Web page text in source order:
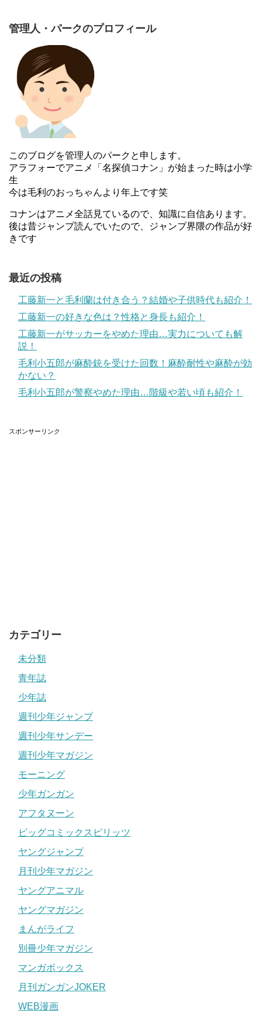
管理人・パークのプロフィール
このブログを管理人のパークと申します。
アラフォーでアニメ「名探偵コナン」が始まった時は小学
生
今は毛利のおっちゃんより年上です笑
コナンはアニメ全話見ているので、知識に自信あります。
後は昔ジャンプ読んでいたので、ジャンプ界隈の作品が好
きです
最近の投稿
工藤新一と毛利蘭は付き合う？結婚や子供時代も紹介！
工藤新一の好きな色は？性格と身長も紹介！
工藤新一がサッカーをやめた理由…実力についても解
説！
毛利小五郎が麻酔銃を受けた回数！麻酔耐性や麻酔が効
かない？
毛利小五郎が警察やめた理由…階級や若い頃も紹介！
スポンサーリンク
カテゴリー
未分類
青年誌
少年誌
週刊少年ジャンプ
週刊少年サンデー
週刊少年マガジン
モーニング
少年ガンガン
アフタヌーン
ビッグコミックスピリッツ
ヤングジャンプ
月刊少年マガジン
ヤングアニマル
ヤングマガジン
まんがライフ
別冊少年マガジン
マンガボックス
月刊ガンガンJOKER
WEB漫画